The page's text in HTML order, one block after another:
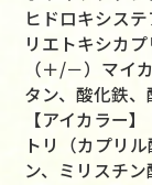
ヒドロキシス
リエトキシカ
（＋/－）マイ
タン、酸化鉄
【アイカラー】
トリ（カプリ
ン、ミリスチ